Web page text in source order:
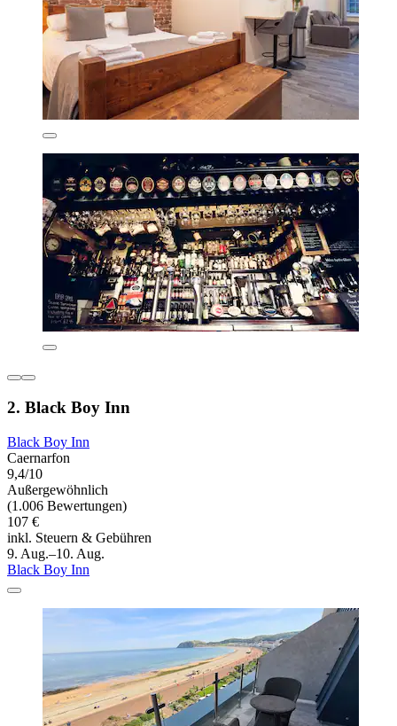
2. Black Boy Inn
Black Boy Inn
Caernarfon
9,4/10
Außergewöhnlich
(1.006 Bewertungen)
107 €
inkl. Steuern & Gebühren
9. Aug.–10. Aug.
Black Boy Inn